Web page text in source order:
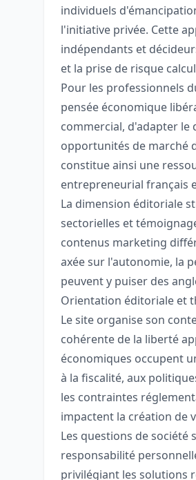
individuels
l'initiative privée. Cette
indépendants et
et la prise de risque
Pour les professionnels
pensée économique
commercial, d'adapter le
opportunités de marché
constitue ainsi une
entrepreneurial français
La dimension éditoriale
sectorielles et
contenus marketing
axée sur l'autonomie, la
peuvent y puiser des
Orientation éditoriale et
Le site organise son
cohérente de la liberté
économiques occupent
à la fiscalité, aux
les contraintes
impactent la création de
Les questions de société
responsabilité
privilégiant les solutions